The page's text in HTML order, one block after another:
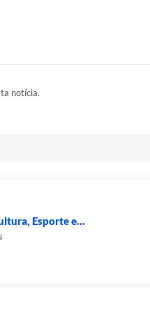
notícia.
Esporte e...